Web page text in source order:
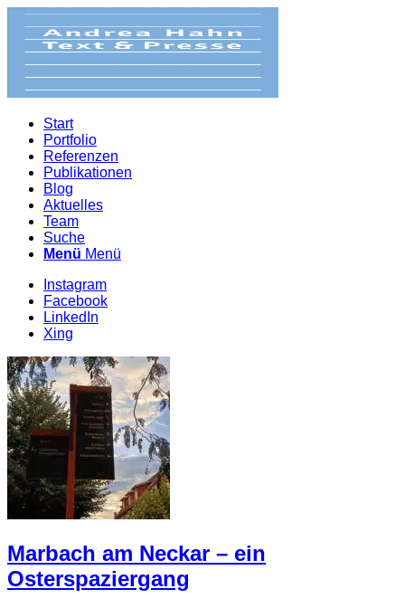
Start
Portfolio
Referenzen
Publikationen
Blog
Aktuelles
Team
Suche
Menü Menü
Instagram
Facebook
LinkedIn
Xing
Marbach am Neckar – ein
Osterspaziergang